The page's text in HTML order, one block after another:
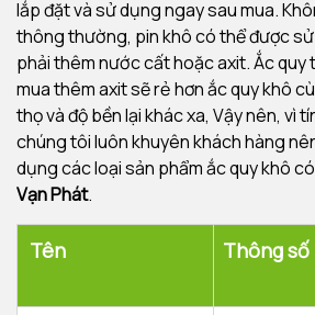
lắp đặt và sử dụng ngay sau mua.
thông thường, pin khô có thể được
phải thêm nước cất hoặc axit. Ắc
mua thêm axit sẽ rẻ hơn ắc quy khô
thọ và độ bền lại khác xa, Vậy nên, vì
chúng tôi luôn khuyên khách hàng
dụng các loại sản phẩm ắc quy khô
Vạn Phát.
Tên Thông